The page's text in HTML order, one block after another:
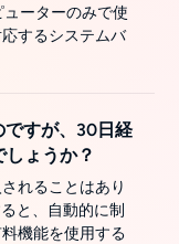
ーターのみで使
するシステムバ
ですが、30日経
ょうか？
れることはあり
と、自動的に制
機能を使用する